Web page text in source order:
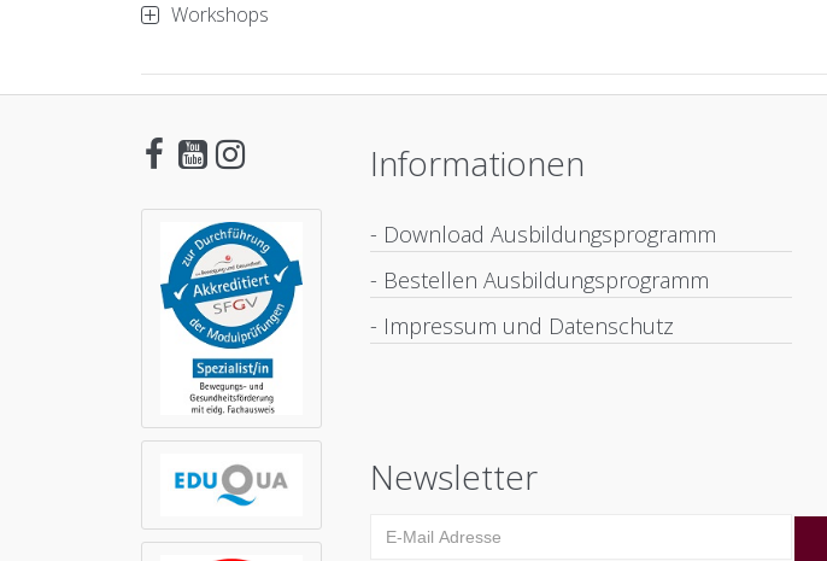
Workshops
Informationen
- Download Ausbildungsprogramm
- Bestellen Ausbildungsprogramm
- Impressum und Datenschutz
Newsletter